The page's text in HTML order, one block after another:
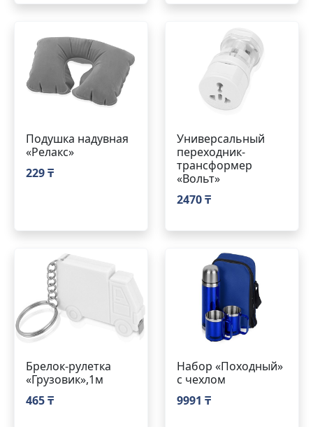
Подушка надувная
«Релакс»
229 ₸
Универсальный
переходник-
трансформер
«Вольт»
2470 ₸
Брелок-рулетка
«Грузовик»,1м
465 ₸
Набор «Походный»
с чехлом
9991 ₸